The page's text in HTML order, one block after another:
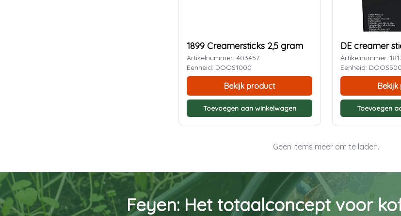
1899 Creamersticks 2,5 gram
Artikelnummer: 403457
Eenheid: DOOS1000
Bekijk product
Toevoegen aan winkelwagen
DE creamer
Artikelnummer:
Eenheid: DOOS500
Toevoegen
Geen items meer om te laden.
Feyen: Het totaalconcept voor